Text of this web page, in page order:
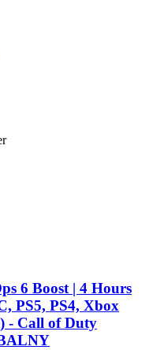
6 Boost | 4 Hours
PS5, PS4, Xbox
- Call of Duty